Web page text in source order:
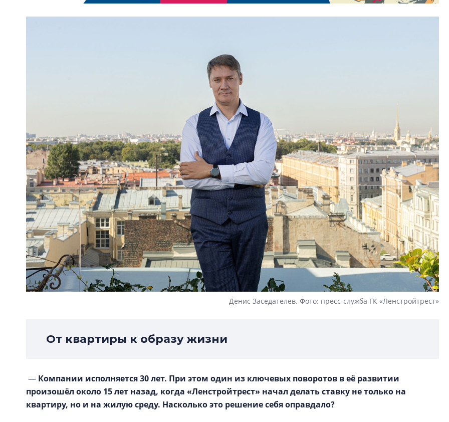
Денис Заседателев. Фото: пресс-служба ГК «Ленстройтрест»
От квартиры к образу жизни
— Компании исполняется 30 лет. При этом один из ключевых поворотов в её развитии
произошёл около 15 лет назад, когда «Ленстройтрест» начал делать ставку не только на
квартиру, но и на жилую среду. Насколько это решение себя оправдало?